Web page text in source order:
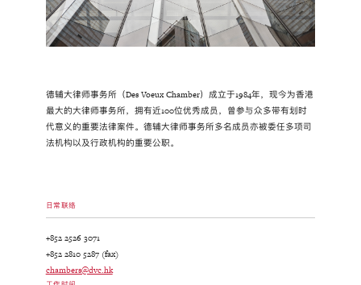
德辅大律师事务所（Des Voeux Chamber）成立于1984年，现今为香港
最大的大律师事务所，拥有近100位优秀成员，曾参与众多带有划时
代意义的重要法律案件。德辅大律师事务所多名成员亦被委任多项司
法机构以及行政机构的重要公职。
日常联络
+852 2526 3071
+852 2810 5287 (fax)
chambers@dvc.hk